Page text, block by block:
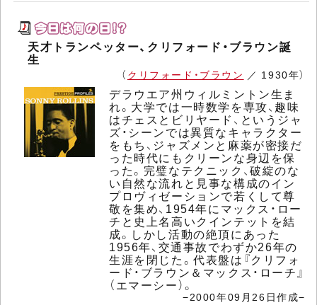
天才トランペッター、クリフォード・ブラウン誕
生
（ クリフォード・ブラウン ／ 1930年）
デラウエア州ウィルミントン生ま
れ。大学では一時数学を専攻、趣味
はチェスとビリヤード、というジャ
ズ・シーンでは異質なキャラクター
をもち、ジャズメンと麻薬が密接だ
った時代にもクリーンな身辺を保
った。完璧なテクニック、破綻のな
い自然な流れと見事な構成のイン
プロヴィゼーションで若くして尊
敬を集め、1954年にマックス・ロー
チと史上名高いクインテットを結
成。しかし活動の絶頂にあった
1956年、交通事故でわずか26年の
生涯を閉じた。代表盤は『クリフォ
ード・ブラウン＆マックス・ローチ』
（エマーシー）。
−2000年09月26日作成−